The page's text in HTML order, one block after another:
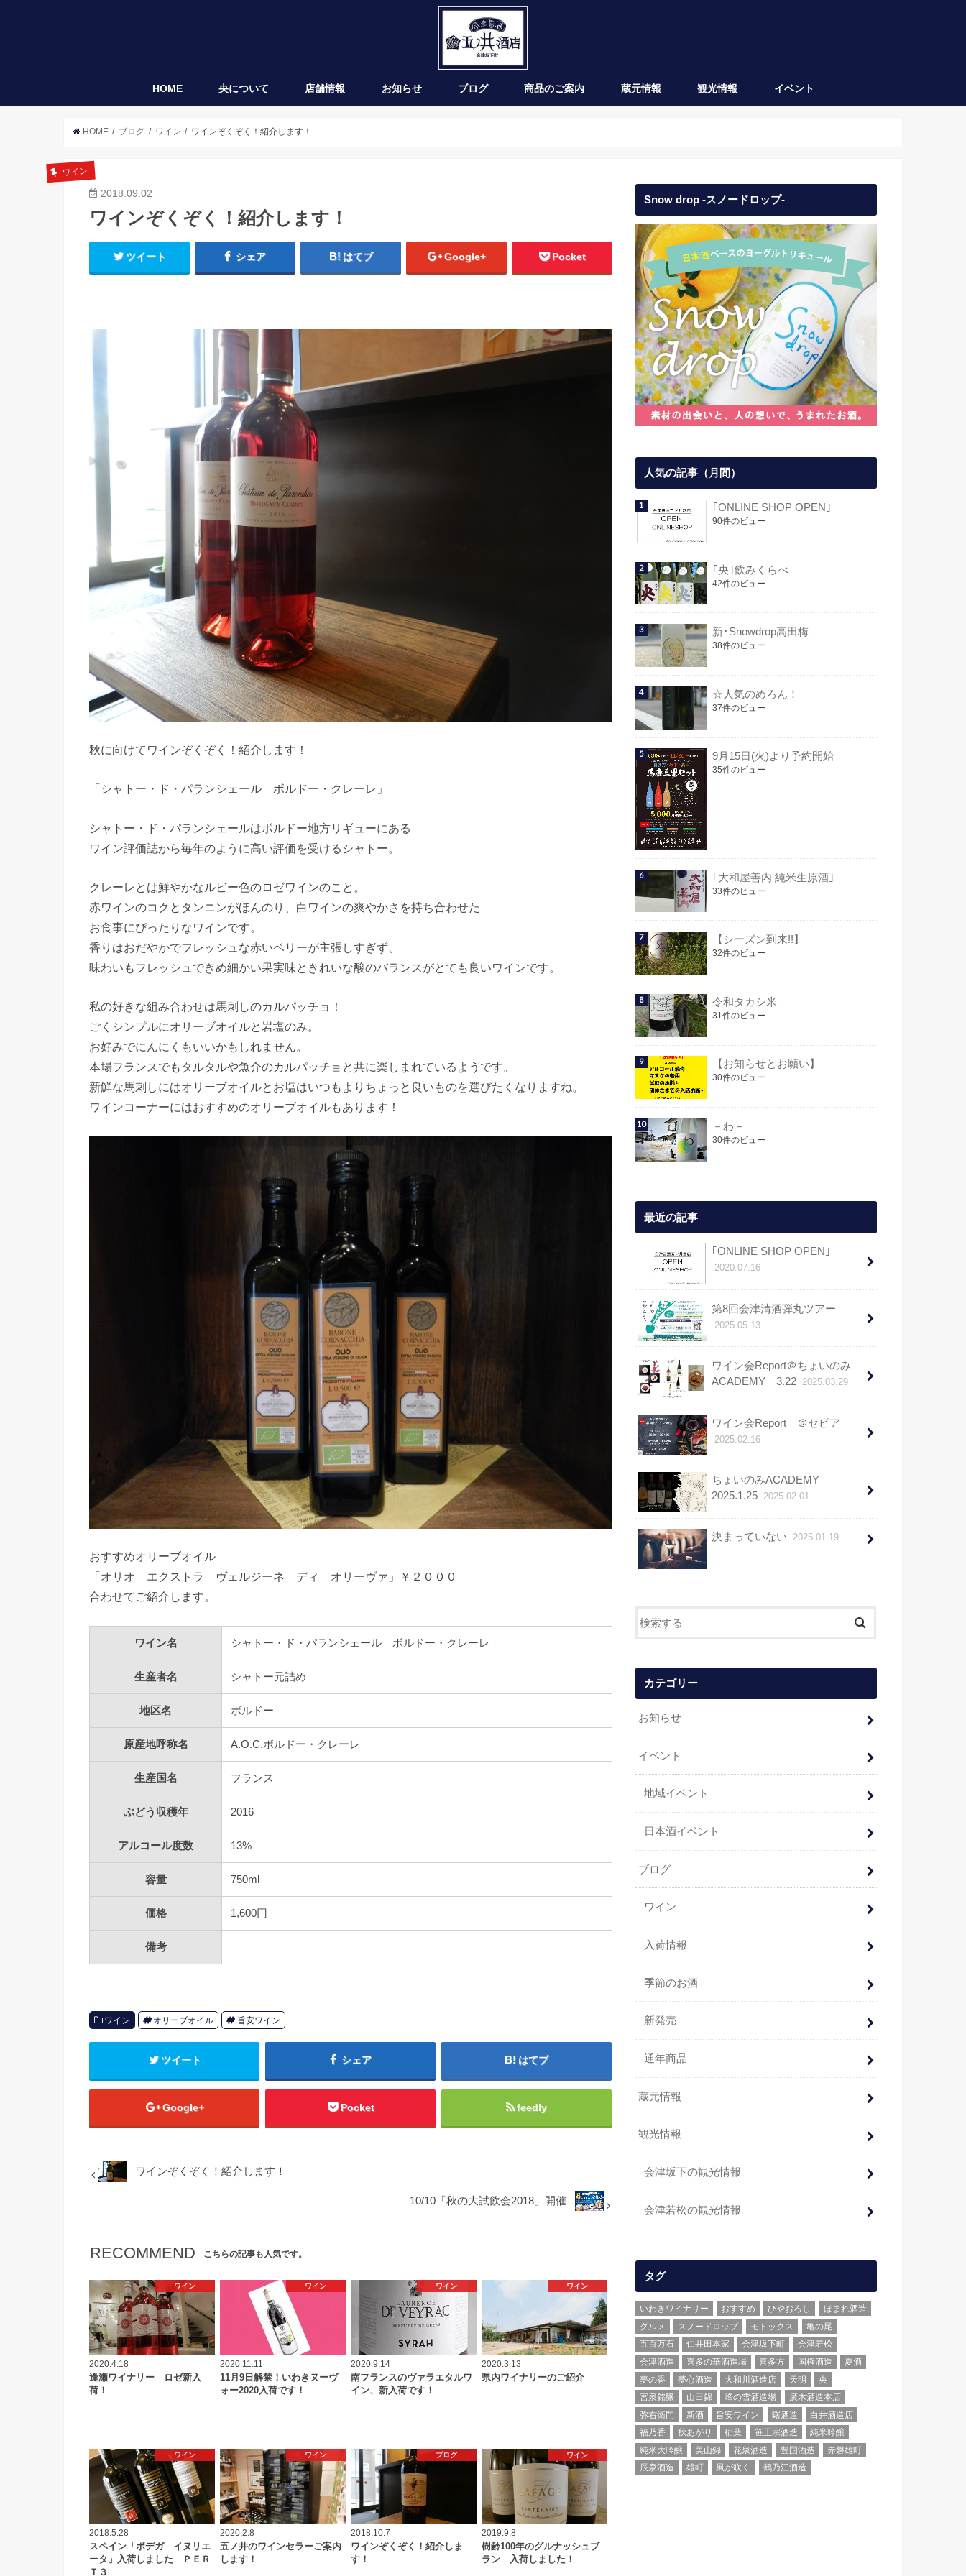
HOME 央について 店舗情報 お知らせ ブログ 商品のご案内 蔵元情報 観光情報 イベント
HOME ブログ ワイン ワインぞくぞく！紹介します！
ワイン
2018.09.02
ワインぞくぞく！紹介します！
ツイート シェア はてブ Google+ Pocket
秋に向けてワインぞくぞく！紹介します！
「シャトー・ド・パランシェール ボルドー・クレーレ」
シャトー・ド・パランシェールはボルドー地方リギューにある
ワイン評価誌から毎年のように高い評価を受けるシャトー。
クレーレとは鮮やかなルビー色のロゼワインのこと。
赤ワインのコクとタンニンがほんのり、白ワインの爽やかさを持ち合わせた
お食事にぴったりなワインです。
香りはおだやかでフレッシュな赤いベリーが主張しすぎず、
味わいもフレッシュできめ細かい果実味ときれいな酸のバランスがとても良いワインです。
私の好きな組み合わせは馬刺しのカルパッチョ！
ごくシンプルにオリーブオイルと岩塩のみ。
お好みでにんにくもいいかもしれません。
本場フランスでもタルタルや魚介のカルパッチョと共に楽しまれているようです。
新鮮な馬刺しにはオリーブオイルとお塩はいつもよりちょっと良いものを選びたくなりますね。
ワインコーナーにはおすすめのオリーブオイルもあります！
おすすめオリーブオイル
「オリオ エクストラ ヴェルジーネ ディ オリーヴァ」￥２０００
合わせてご紹介します。
ワイン名 シャトー・ド・パランシェール ボルドー・クレーレ
生産者名 シャトー元詰め
地区名 ボルドー
原産地呼称名 A.O.C.ボルドー・クレーレ
生産国名 フランス
ぶどう収穫年 2016
アルコール度数 13%
容量 750ml
価格 1,600円
備考
ワイン オリーブオイル 旨安ワイン
ツイート シェア はてブ
Google+ Pocket feedly
ワインぞくぞく！紹介します！
10/10「秋の大試飲会2018」開催
RECOMMEND こちらの記事も人気です。
ワイン
2020.4.18
逢瀬ワイナリー ロゼ新入
荷！
ワイン
2020.11.11
11月9日解禁！いわきヌーヴ
ォー2020入荷です！
ワイン
2020.9.14
南フランスのヴァラエタルワ
イン、新入荷です！
ワイン
2020.3.13
県内ワイナリーのご紹介
ワイン
2018.5.28
スペイン「ボデガ イヌリエ
ータ」入荷しました ＰＥＲ
Ｔ３
ワイン
2020.2.8
五ノ井のワインセラーご案内
します！
ブログ
2018.10.7
ワインぞくぞく！紹介しま
す！
ワイン
2019.9.8
樹齢100年のグルナッシュブ
ラン 入荷しました！
Snow drop -スノードロップ-
人気の記事（月間）
｢ONLINE SHOP OPEN｣
90件のビュー
｢央｣飲みくらべ
42件のビュー
新･Snowdrop高田梅
38件のビュー
☆人気のめろん！
37件のビュー
9月15日(火)より予約開始
35件のビュー
｢大和屋善内 純米生原酒｣
33件のビュー
【シーズン到来!!】
32件のビュー
令和タカシ米
31件のビュー
【お知らせとお願い】
30件のビュー
－わ－
30件のビュー
最近の記事
｢ONLINE SHOP OPEN｣
2020.07.16
第8回会津清酒弾丸ツアー
2025.05.13
ワイン会Report＠ちょいのみ
ACADEMY 3.22 2025.03.29
ワイン会Report ＠セピア
2025.02.16
ちょいのみACADEMY
2025.1.25 2025.02.01
決まっていない 2025.01.19
カテゴリー
お知らせ
イベント
地域イベント
日本酒イベント
ブログ
ワイン
入荷情報
季節のお酒
新発売
通年商品
蔵元情報
観光情報
会津坂下の観光情報
会津若松の観光情報
タグ
いわきワイナリー おすすめ ひやおろし
ほまれ酒造
グルメ
スノードロップ モトックス
亀の尾
五百万石
仁井田本家 会津坂下町
会津若松
会津酒造
喜多の華酒造場 喜多方 国権酒造
夏酒
夢の香
夢心酒造 大和川酒造店 天明
央
宮泉銘醸
山田錦 峰の雪酒造場
廣木酒造本店
弥右衛門
新酒 旨安ワイン 曙酒造
白井酒造店
福乃香
秋あがり 稲葉 笹正宗酒造
純米吟醸
純米大吟醸
美山錦 花泉酒造 豊国酒造
赤磐雄町
辰泉酒造
雄町 風が吹く 鶴乃江酒造